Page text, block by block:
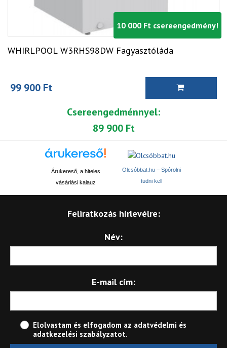
10 000 Ft csereengedmény!
WHIRLPOOL W3RHS98DW Fagyasztóláda
99 900 Ft
Csereengedménnyel:
89 900 Ft
Árukereső, a hiteles
vásárlási kalauz
Olcsóbbat.hu – Spórolni
tudni kell
Feliratkozás hírlevélre:
Név:
E-mail cím:
Elolvastam és elfogadom az adatvédelmi és
adatkezelési szabályzatot.